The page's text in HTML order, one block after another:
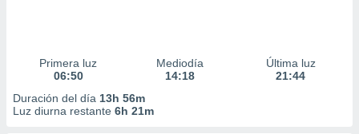
Primera luz
06:50
Mediodía
14:18
Última luz
21:44
Duración del día 13h 56m
Luz diurna restante 6h 21m